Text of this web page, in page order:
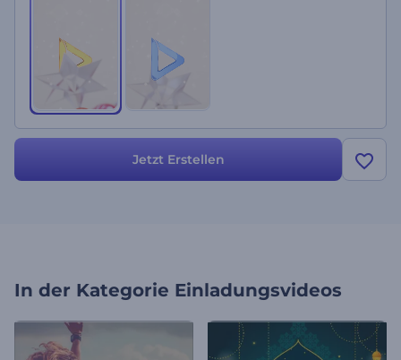
Jetzt Erstellen
In der Kategorie Einladungsvideos